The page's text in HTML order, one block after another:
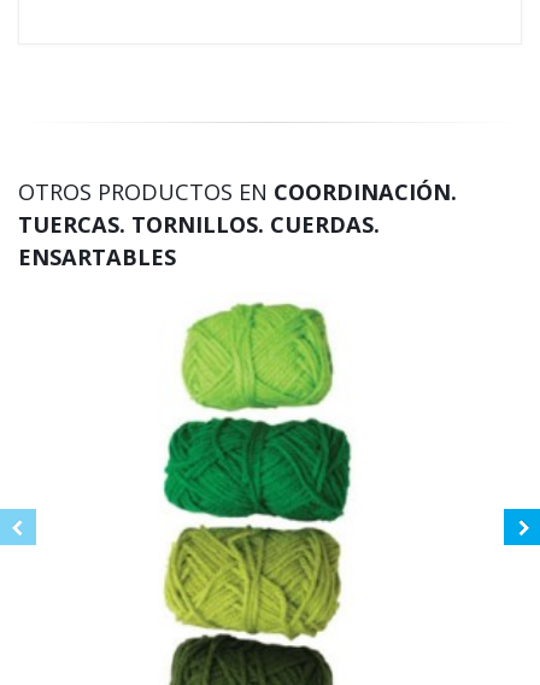
OTROS PRODUCTOS EN COORDINACIÓN.
TUERCAS. TORNILLOS. CUERDAS.
ENSARTABLES